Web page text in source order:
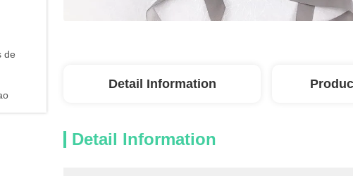
de
Detail Information
Detail Information